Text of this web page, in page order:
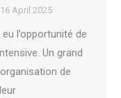
16 April 2025
l’opportunité de
Un grand
de